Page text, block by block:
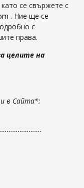
се свържете с
. Ние ще се
с
права.
целите на
в Сайта*: